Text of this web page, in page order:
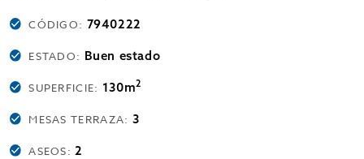
CÓDIGO: 7940222
ESTADO: Buen estado
SUPERFICIE: 130m2
MESAS TERRAZA: 3
ASEOS:2